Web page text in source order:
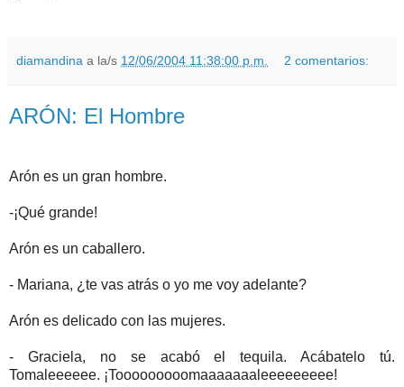
diamandina a la/s 12/06/2004 11:38:00 p.m. 2 comentarios:
ARÓN: El Hombre
Arón es un gran hombre.
-¡Qué grande!
Arón es un caballero.
- Mariana, ¿te vas atrás o yo me voy adelante?
Arón es delicado con las mujeres.
- Graciela, no se acabó el tequila. Acábatelo tú.
Tomaleeeeee. ¡Tooooooooomaaaaaaaleeeeeeeee!